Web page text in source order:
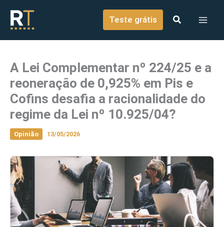
conteúdo
Teste grátis
A Lei Complementar nº 224/25 e a
reoneração de 0,925% em Pis e
Cofins desafia a racionalidade do
regime da Lei nº 10.925/04?
Opinião 13/05/2026